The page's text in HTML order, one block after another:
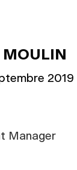
2019
Manager